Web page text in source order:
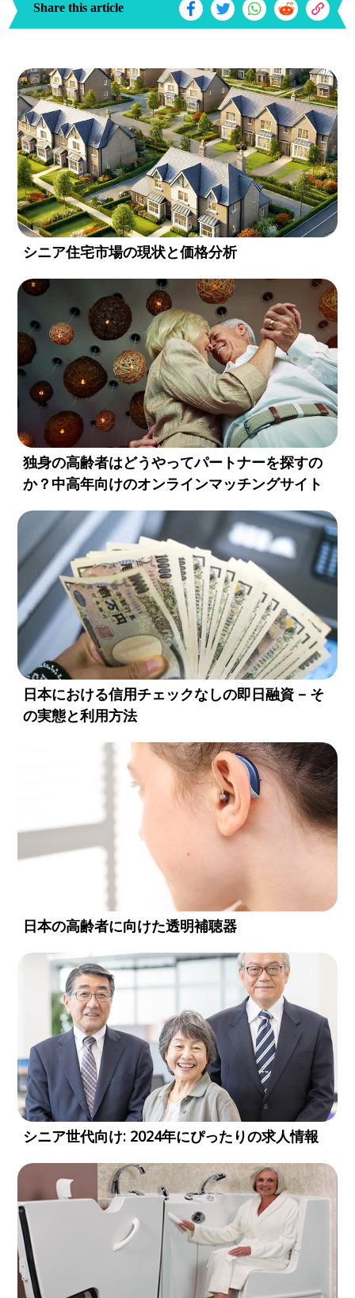
Share this article
シニア住宅市場の現状と価格分析
独身の高齢者はどうやってパートナーを探すの
か？中高年向けのオンラインマッチングサイト
日本における信用チェックなしの即日融資 – そ
の実態と利用方法
日本の高齢者に向けた透明補聴器
シニア世代向け: 2024年にぴったりの求人情報